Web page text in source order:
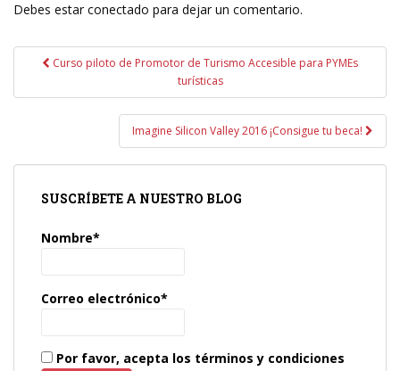
Debes estar conectado para dejar un comentario.
Navegación
entradas
Curso piloto de Promotor de Turismo Accesible para PYMEs
turísticas
Imagine Silicon Valley 2016 ¡Consigue tu beca!
SUSCRÍBETE A NUESTRO BLOG
Nombre*
Correo electrónico*
Por favor, acepta los términos y condiciones